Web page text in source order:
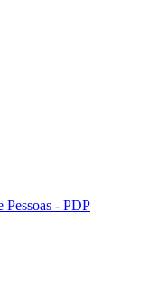
Pessoas - PDP